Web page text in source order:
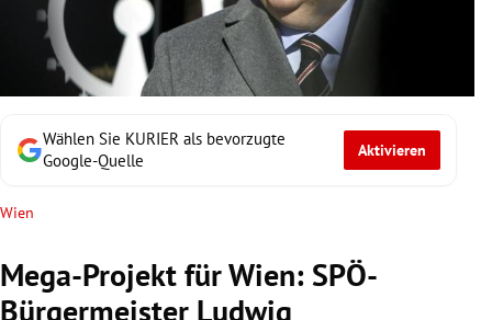
Untermenü
Untermenü
Untermenü
Untermenü
Wählen Sie KURIER als bevorzugte
Google-Quelle
Aktivieren
Wien
Mega-Projekt für Wien: SPÖ-
Bürgermeister Ludwig